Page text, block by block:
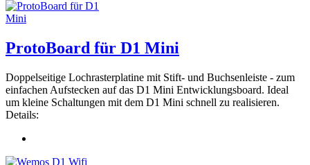
ProtoBoard für D1 Mini
Doppelseitige Lochrasterplatine mit Stift- und Buchsenleiste - zum
einfachen Aufstecken auf das D1 Mini Entwicklungsboard. Ideal
um kleine Schaltungen mit dem D1 Mini schnell zu realisieren.
Details: